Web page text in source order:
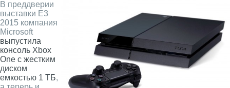
В преддверии
выставки E3
2015 компания
Microsoft
выпустила
консоль Xbox
One с жестким
диском
емкостью 1 ТБ,